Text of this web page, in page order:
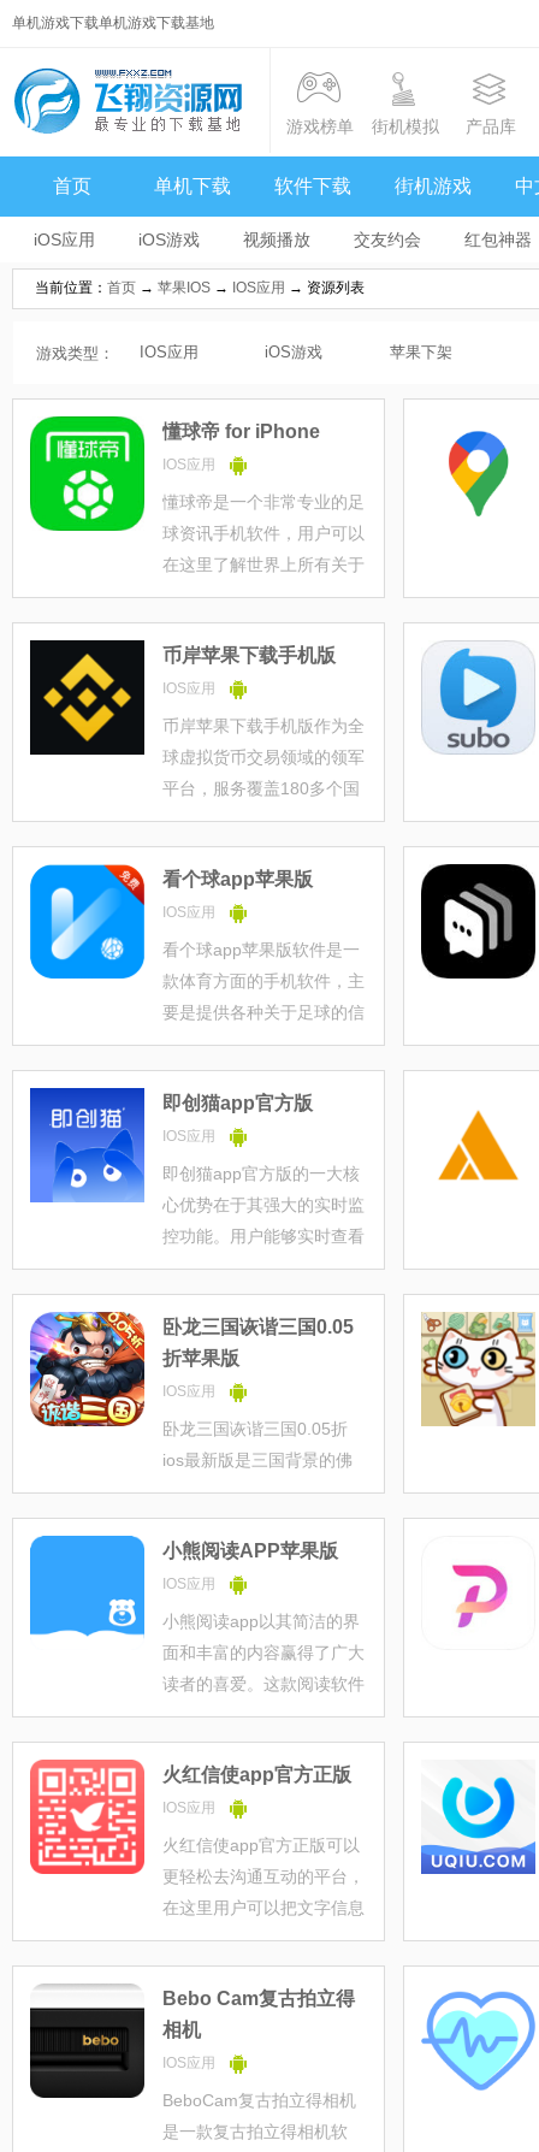
单机游戏下载单机游戏下载基地
游戏榜单 街机模拟 产品库
首页 单机下载 软件下载 街机游戏 中
iOS应用 iOS游戏 视频播放 交友约会 红包神器
当前位置： 首页 → 苹果IOS → IOS应用 → 资源列表
游戏类型： IOS应用 iOS游戏 苹果下架
懂球帝 for iPhone
IOS应用
懂球帝是一个非常专业的足
球资讯手机软件，用户可以
在这里了解世界上所有关于
足球的新闻，以及任何一场
比赛的最新比分情况，不管
你喜欢哪一只球队或是某一
名球员，你都可以第一时间
了解他的最新动态，其功能
十分的全
币岸苹果下载手机版
IOS应用
币岸苹果下载手机版作为全
球虚拟货币交易领域的领军
平台，服务覆盖180多个国
家，海外用户占比高达
82%，凭借卓越的易用性与
安全性，成为全球投资者首
选的数字货币交易工具。
看个球app苹果版
IOS应用
看个球app苹果版软件是一
款体育方面的手机软件，主
要是提供各种关于足球的信
息给用户，在看个球
appiOS版上你可以查看最
新的足球赛事信息，还有比
分预测分析等等，都是专业
预测哦！
即创猫app官方版
IOS应用
即创猫app官方版的一大核
心优势在于其强大的实时监
控功能。用户能够实时查看
销售数据，对销售情况进行
即时反馈和精准分析。这种
即时性使得用户能够迅速捕
捉到市场变化，灵活调整营
销策略，从而有效应对市场
波动，提升
卧龙三国诙谐三国0.05
折苹果版
IOS应用
卧龙三国诙谐三国0.05折
ios最新版是三国背景的佛
系放置卡牌游戏，游戏里有
各种经典的三国名将可以自
由的招募收集，搭配不同的
武将组合轻松的离线挂机，
开局即可领取万抽福利，通
关获取红将和海量福利，还
有0.05折的充
小熊阅读APP苹果版
IOS应用
小熊阅读app以其简洁的界
面和丰富的内容赢得了广大
读者的喜爱。这款阅读软件
不仅提供了全面的全网找小
说服务，还为用户提供了及
时搜索的便利。无论是哪一
部网文作品，只需在小熊阅
读app上轻松一点，便能立
即呈现在你
火红信使app官方正版
IOS应用
火红信使app官方正版可以
更轻松去沟通互动的平台，
在这里用户可以把文字信息
转换成二维码发送，好友收
到可以快速扫码解码来浏览
信息，语言消息、语言视频
等交互都是可以的，随时可
以选择二维码类型，还具有
虚拟好友录
Bebo Cam复古拍立得
相机
IOS应用
BeboCam复古拍立得相机
是一款复古拍立得相机软